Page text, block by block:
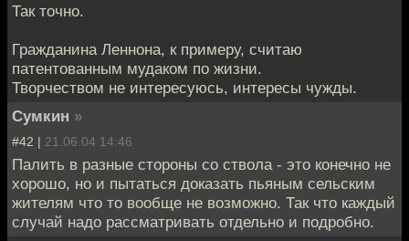
Так точно.
Гражданина Леннона, к примеру, считаю
патентованным мудаком по жизни.
Творчеством не интересуюсь, интересы чужды.
Сумкин »
#42 | 21.06.04 14:46
Палить в разные стороны со ствола - это конечно не
хорошо, но и пытаться доказать пьяным сельским
жителям что то вообще не возможно. Так что каждый
случай надо рассматривать отдельно и подробно.